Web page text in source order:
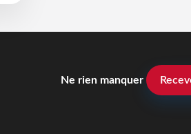
Ne rien manquer